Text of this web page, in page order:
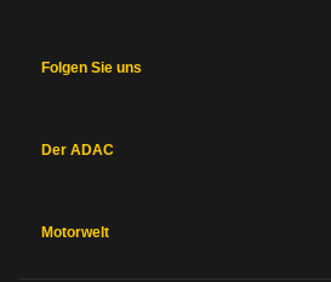
Folgen Sie uns
Der ADAC
Motorwelt